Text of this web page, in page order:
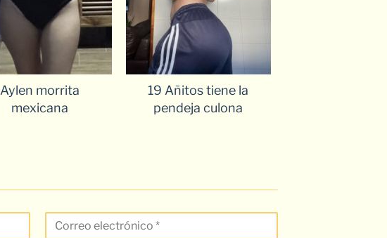
Aylen morrita
mexicana
19 Añitos tiene la
pendeja culona